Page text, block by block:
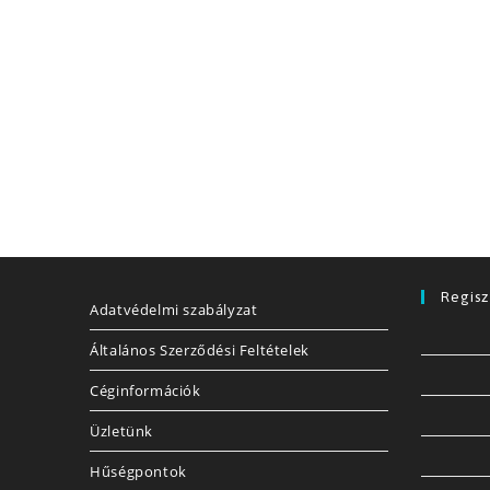
Adatvédelmi szabályzat
Általános Szerződési Feltételek
Céginformációk
Üzletünk
Hűségpontok